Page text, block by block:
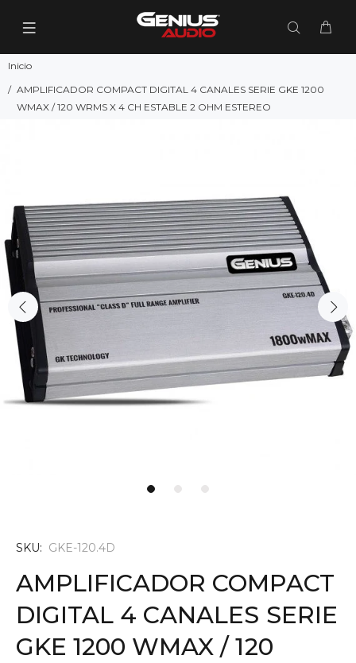
Inicio
AMPLIFICADOR COMPACT DIGITAL 4 CANALES SERIE GKE 1200
WMAX / 120 WRMS X 4 CH ESTABLE 2 OHM ESTEREO
SKU: GKE-120.4D
AMPLIFICADOR COMPACT
DIGITAL 4 CANALES SERIE
GKE 1200 WMAX / 120